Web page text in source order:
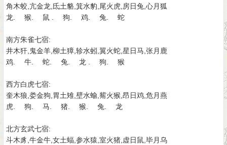
角木蛟,亢金龙,氐土貉,箕水豹,尾火虎,房日兔,心月狐
龙. 猴. 鼠 . 狗. 鸡. 兔. 蛇
南方朱雀七宿:
井木犴,鬼金羊,柳土獐,轸水蚓,翼火蛇,星日马,张月鹿
鸡. 牛. 蛇. 兔. 龙 . 狗. 猴
西方白虎七宿:
奎木狼,娄金狗,胃土雉,壁水蝓,觜火猴,昂日鸡,危月燕
虎. 狗. 马. 猪. 猴. 兔. 龙
北方玄武七宿:
斗木豸,牛金牛,女土蝠,参水猿,室火猪,虚日鼠,毕月乌